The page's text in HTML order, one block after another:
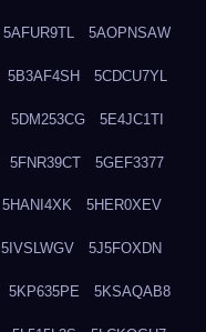
5AFUR9TL 5AOPNSAW
5B3AF4SH 5CDCU7YL
5DM253CG 5E4JC1TI
5FNR39CT 5GEF3377
5HANI4XK 5HER0XEV
5IVSLWGV 5J5FOXDN
5KP635PE 5KSAQAB8